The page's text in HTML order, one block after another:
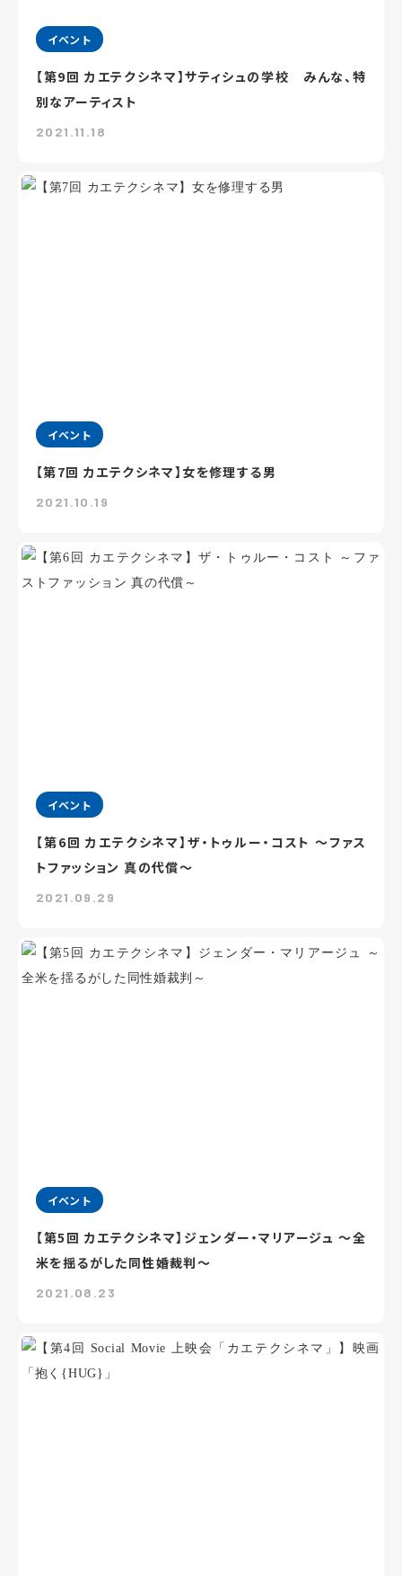
イベント
【第9回 カエテクシネマ】サティシュの学校 みんな、特
別なアーティスト
2021.11.18
イベント
【第7回 カエテクシネマ】女を修理する男
2021.10.19
イベント
【第6回 カエテクシネマ】ザ・トゥルー・コスト ～ファス
トファッション 真の代償～
2021.09.29
イベント
【第5回 カエテクシネマ】ジェンダー・マリアージュ ～全
米を揺るがした同性婚裁判～
2021.08.23